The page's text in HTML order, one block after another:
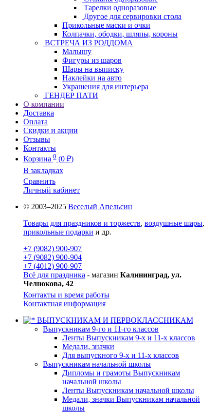
Тарелки одноразовые
Другое для сервировки стола
Прикольные маски и очки
Колпачки, ободки, шляпы, короны
ВСТРЕЧА ИЗ РОДДОМА
Малышу
Фигуры из шаров
Шары на выписку
Наклейки на авто
Украшения для интерьера
ГЕНДЕР ПАТИ
О компании
Доставка
Оплата
Скидки и акции
Отзывы
Контакты
Корзина 0 (0 ₽)
В закладках
Сравнить
Личный кабинет
© 2003–2025 Веселый Апельсин
Товары для праздников и торжеств, воздушные шары,
прикольные подарки и др.
+7 (9082) 900-907
+7 (9082) 900-904
+7 (4012) 900-907
Всё для праздника - магазин Калининград, ул.
Челнокова, 42
Контакты и время работы
Контактная информация
ВЫПУСКНИКАМ И ПЕРВОКЛАССНИКАМ
Выпускникам 9-го и 11-го классов
Ленты Выпускникам 9-х и 11-х классов
Медали, значки
Для выпускного 9-х и 11-х классов
Выпускникам начальной школы
Дипломы и грамоты Выпускникам
начальной школы
Ленты Выпускникам начальной школы
Медали, значки Выпускникам начальной
школы